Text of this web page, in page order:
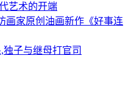
艺术的开端
画家原创油画新作《好事连
子与继母打官司